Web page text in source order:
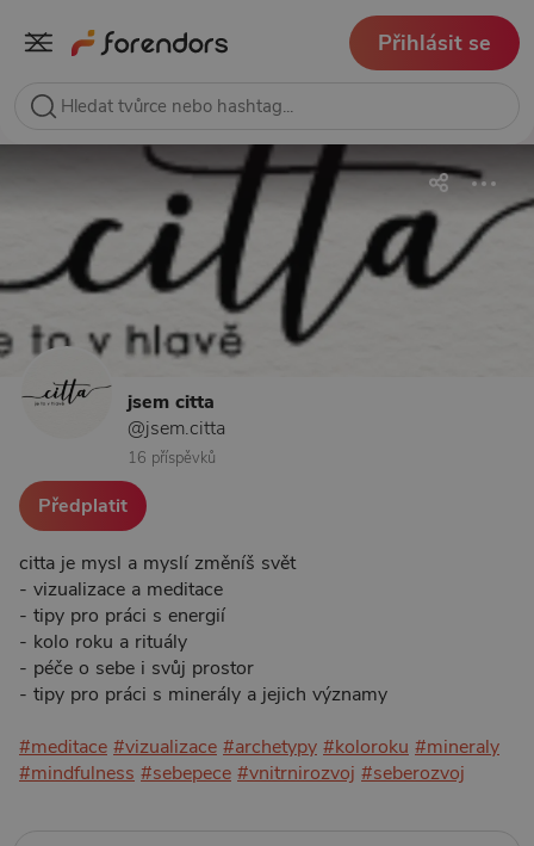
Přihlásit se
jsem citta
@jsem.citta
16 příspěvků
Předplatit
citta je mysl a myslí změníš svět
- vizualizace a meditace
- tipy pro práci s energií
- kolo roku a rituály
- péče o sebe i svůj prostor
- tipy pro práci s minerály a jejich významy
#meditace #vizualizace #archetypy #koloroku #mineraly
#mindfulness #sebepece #vnitrnirozvoj #seberozvoj